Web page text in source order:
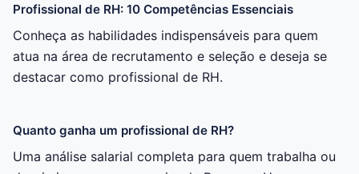
Profissional de RH: 10 Competências Essenciais
Conheça as habilidades indispensáveis para quem
atua na área de recrutamento e seleção e deseja se
destacar como profissional de RH.
Quanto ganha um profissional de RH?
Uma análise salarial completa para quem trabalha ou